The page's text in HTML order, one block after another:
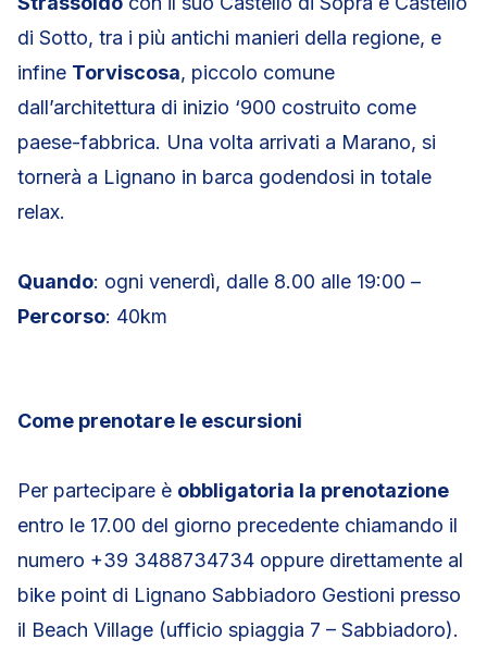
di Sotto, tra i più antichi manieri della regione, e
infine Torviscosa, piccolo comune
dall’architettura di inizio ‘900 costruito come
paese-fabbrica. Una volta arrivati a Marano, si
tornerà a Lignano in barca godendosi in totale
relax.
Quando: ogni venerdì, dalle 8.00 alle 19:00 –
Percorso: 40km
Come prenotare le escursioni
Per partecipare è obbligatoria la prenotazione
entro le 17.00 del giorno precedente chiamando il
numero +39 3488734734 oppure direttamente al
bike point di Lignano Sabbiadoro Gestioni presso
il Beach Village (ufficio spiaggia 7 – Sabbiadoro).